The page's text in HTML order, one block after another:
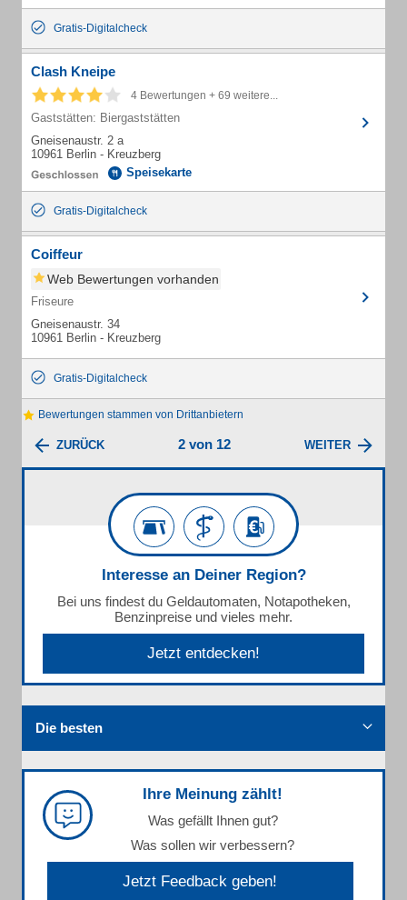
Gratis-Digitalcheck
Clash Kneipe
4 Bewertungen + 69 weitere...
Gaststätten: Biergaststätten
Gneisenaustr. 2 a
10961 Berlin - Kreuzberg
Speisekarte
Gratis-Digitalcheck
Coiffeur
Web Bewertungen vorhanden
Friseure
Gneisenaustr. 34
10961 Berlin - Kreuzberg
Gratis-Digitalcheck
Bewertungen stammen von Drittanbietern
ZURÜCK 2 von 12 WEITER
Interesse an Deiner Region?
Bei uns findest du Geldautomaten, Notapotheken,
Benzinpreise und vieles mehr.
Jetzt entdecken!
Die besten
Ihre Meinung zählt!
Was gefällt Ihnen gut?
Was sollen wir verbessern?
Jetzt Feedback geben!